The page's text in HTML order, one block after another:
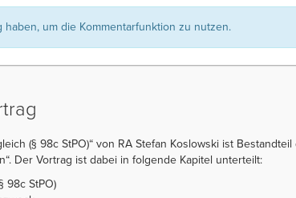
haben, um die Kommentarfunktion zu nutzen.
(§ 98c StPO)“ von RA Stefan Koslowski ist
Der Vortrag ist dabei in folgende Kapitel unterteilt:
98c StPO)